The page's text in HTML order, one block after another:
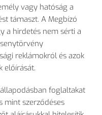
vagy hatóság a
támaszt. A Megbízó
a hirdetés nem sérti a
reklámokról és azok
előírását.
foglaltakat
mint szerződéses